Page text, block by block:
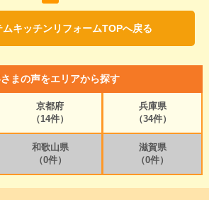
キッチンリフォームTOPへ戻る
まの声をエリアから探す
京都府
（14件）
兵庫県
（34件）
和歌山県
（0件）
滋賀県
（0件）